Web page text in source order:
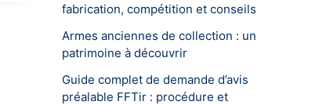
fabrication, compétition et conseils
Armes anciennes de collection : un
patrimoine à découvrir
Guide complet de demande d’avis
préalable FFTir : procédure et